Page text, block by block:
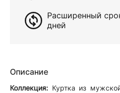
Расширенный
дней
Описание
Коллекция: Куртка из